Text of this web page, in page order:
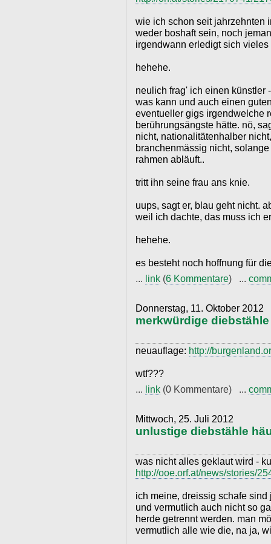
wie ich schon seit jahrzehnten
weder boshaft sein, noch
irgendwann erledigt sich
hehehe.
neulich frag' ich einen künstler
was kann und auch einen
eventueller gigs irgendwelche
berührungsängste hätte. nö,
nicht, nationalitätenhalber
branchenmässig nicht,
rahmen abläuft..
tritt ihn seine frau ans knie.
uups, sagt er, blau geht nicht.
weil ich dachte, das muss ich
hehehe.
es besteht noch hoffnung für
... link (6 Kommentare) ...
Donnerstag, 11. Oktober 2012
merkwürdige
neuauflage: http://
wtf???
... link (0 Kommentare) ...
Mittwoch, 25. Juli 2012
unlustige diebstähle
was nicht alles geklaut wird -
http://ooe.orf.at/news/stories/
ich meine, dreissig schafe
und vermutlich auch nicht so
herde getrennt werden. man
vermutlich alle wie die, na ja,